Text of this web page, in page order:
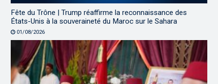
Fête du Trône | Trump réaffirme la reconnaissance des
États-Unis à la souveraineté du Maroc sur le Sahara
01/08/2026